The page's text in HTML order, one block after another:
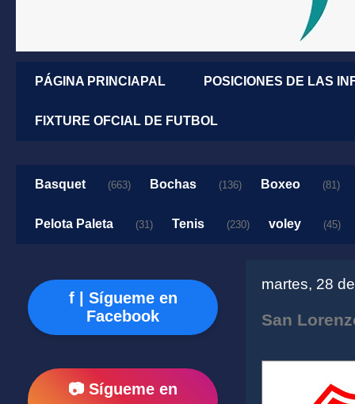
PÁGINA PRINCIAPAL POSICIONES DE LAS
FIXTURE OFCIAL DE FUTBOL
Basquet (663) Bochas (136) Boxeo (81)
Pelota Paleta (31) Tenis (230) voley (45)
martes, 28
San
f | Sígueme en
Facebook
📷 Sígueme en